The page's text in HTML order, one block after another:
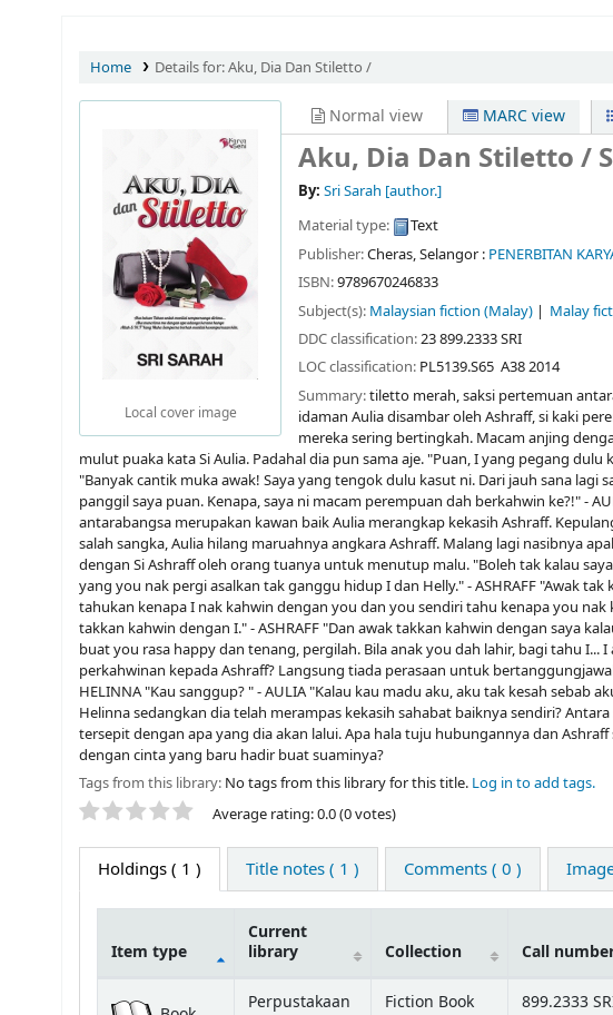
Home Details for:Aku, Dia Dan Stiletto /
Local cover image
Normal view MARC view
Aku, Dia Dan Stiletto /
By: Sri Sarah [author.]
Material type:
Text
Publisher:Cheras, Selangor : PENERBITAN
ISBN:9789670246833
Subject(s): Malaysian fiction (Malay)
Malay
DDC classification:23 899.2333 SRI
LOC classification: PL5139.S65 A38 2014
Summary:tiletto merah, saksi pertemuan
idaman Aulia disambar oleh Ashraff, si kaki
mereka sering bertingkah. Macam anjing
mulut puaka kata Si Aulia. Padahal dia pun sama aje. "Puan, I yang pegang
"Banyak cantik muka awak! Saya yang tengok dulu kasut ni. Dari jauh sana
panggil saya puan. Kenapa, saya ni macam perempuan dah berkahwin ke?!" -
antarabangsa merupakan kawan baik Aulia merangkap kekasih Ashraff.
salah sangka, Aulia hilang maruahnya angkara Ashraff. Malang lagi nasibnya
dengan Si Ashraff oleh orang tuanya untuk menutup malu. "Boleh tak kalau
yang you nak pergi asalkan tak ganggu hidup I dan Helly." - ASHRAFF "Awak
tahukan kenapa I nak kahwin dengan you dan you sendiri tahu kenapa you
takkan kahwin dengan I." - ASHRAFF "Dan awak takkan kahwin dengan saya
buat you rasa happy dan tenang, pergilah. Bila anak you dah lahir, bagi tahu I...
perkahwinan kepada Ashraff? Langsung tiada perasaan untuk
HELINNA "Kau sanggup? " - AULIA "Kalau kau madu aku, aku tak kesah sebab
Helinna sedangkan dia telah merampas kekasih sahabat baiknya sendiri?
tersepit dengan apa yang dia akan lalui. Apa hala tuju hubungannya dan
dengan cinta yang baru hadir buat suaminya?
Tags from this library: No tags from this library for this title. Log in to add tags.
Star ratings Average rating: 0.0 (0 votes)
Holdings( 1 ) Title notes ( 1 ) Comments ( 0 )
Item type
Current
library
Collection Call
Perpustakaan
Fiction Book
899.2333